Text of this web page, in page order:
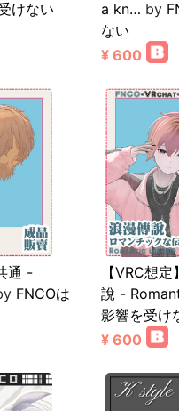
けない
a kn… by
ない
¥ 600
通 -
FNCOは
【VRC想
說 -
影響を受け
¥ 600